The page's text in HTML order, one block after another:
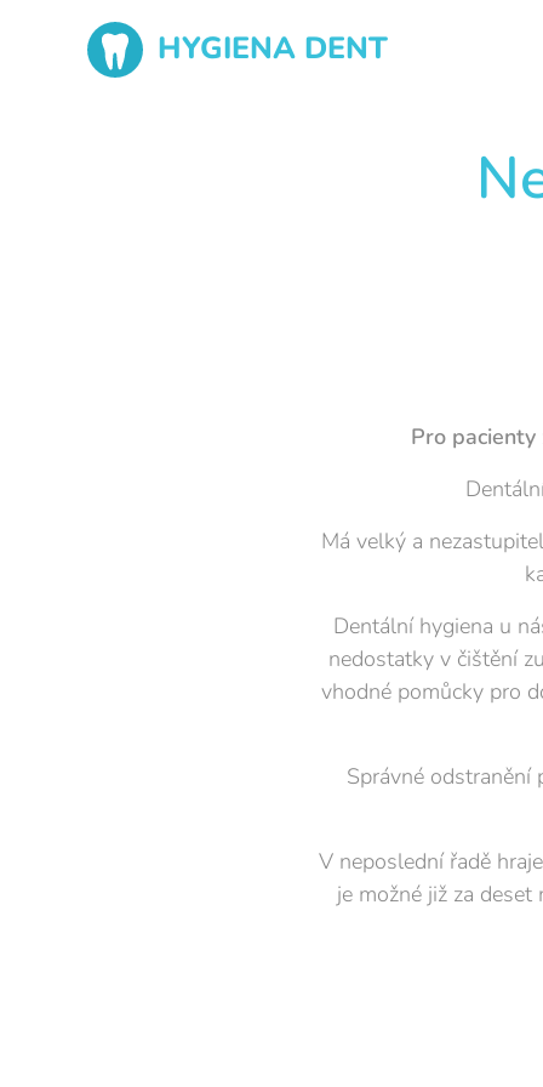
HYGIENA DENT
Pro
Má velký a
Dentální hygiena u
nedostatky v čištění
vhodné pomůcky pro
Správné odstranění
V neposlední řadě
je možné již za